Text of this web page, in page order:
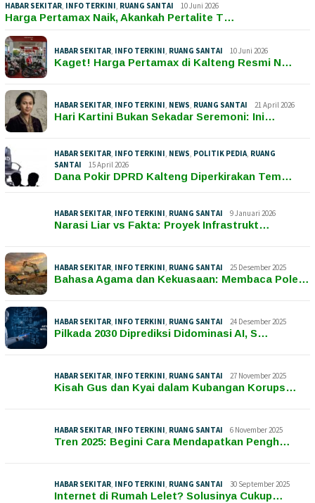
HABAR SEKITAR, INFO TERKINI, RUANG SANTAI 10 Juni 2026
Harga Pertamax Naik, Akankah Pertalite T…
HABAR SEKITAR, INFO TERKINI, RUANG SANTAI 10 Juni 2026
Kaget! Harga Pertamax di Kalteng Resmi N…
HABAR SEKITAR, INFO TERKINI, NEWS, RUANG SANTAI 21 April 2026
Hari Kartini Bukan Sekadar Seremoni: Ini…
HABAR SEKITAR, INFO TERKINI, NEWS, POLITIK PEDIA, RUANG
SANTAI
15 April 2026
Dana Pokir DPRD Kalteng Diperkirakan Tem…
HABAR SEKITAR, INFO TERKINI, RUANG SANTAI 9 Januari 2026
Narasi Liar vs Fakta: Proyek Infrastrukt…
HABAR SEKITAR, INFO TERKINI, RUANG SANTAI 25 Desember 2025
Bahasa Agama dan Kekuasaan: Membaca Pole…
HABAR SEKITAR, INFO TERKINI, RUANG SANTAI 24 Desember 2025
Pilkada 2030 Diprediksi Didominasi AI, S…
HABAR SEKITAR, INFO TERKINI, RUANG SANTAI 27 November 2025
Kisah Gus dan Kyai dalam Kubangan Korups…
HABAR SEKITAR, INFO TERKINI, RUANG SANTAI 6 November 2025
Tren 2025: Begini Cara Mendapatkan Pengh…
HABAR SEKITAR, INFO TERKINI, RUANG SANTAI 30 September 2025
Internet di Rumah Lelet? Solusinya Cukup…